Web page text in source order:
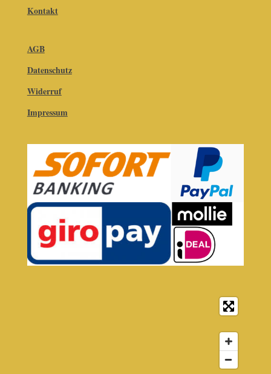
Kontakt
AGB
Datenschutz
Widerruf
Impressum